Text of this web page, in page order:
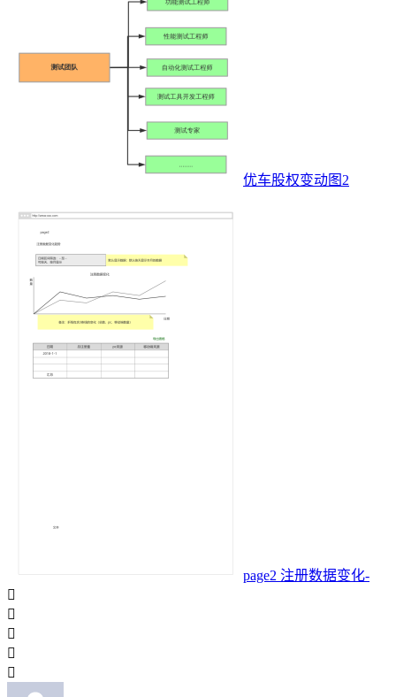
优车股权变动图2
page2 注册数据变化-




